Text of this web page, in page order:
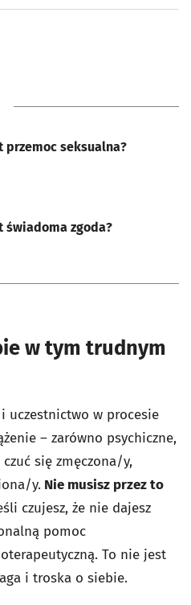
przemoc seksualna?
świadoma zgoda?
w tym trudnym
uczestnictwo w procesie
– zarówno psychiczne,
się zmęczona/y,
y. Nie musisz przez to
czujesz, że nie dajesz
pomoc
To nie jest
i troska o siebie.